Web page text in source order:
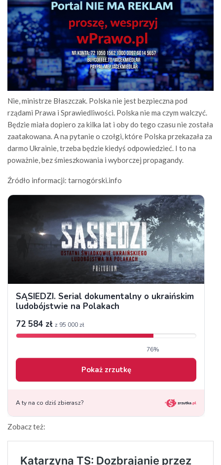
Nie, ministrze Błaszczak. Polska nie jest bezpieczna pod
rządami Prawa i Sprawiedliwości. Polska nie ma czym walczyć.
Będzie miała dopiero za kilka lat i oby do tego czasu nie została
zaatakowana. A na pytanie o czołgi, które Polska przekazała za
darmo Ukrainie, trzeba będzie kiedyś odpowiedzieć. I to na
poważnie, bez śmieszkowania i wyborczej propagandy.
Źródło informacji: tarnogórski.info
Zobacz też: